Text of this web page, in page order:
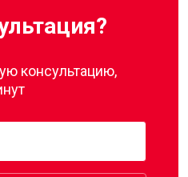
консультацию,